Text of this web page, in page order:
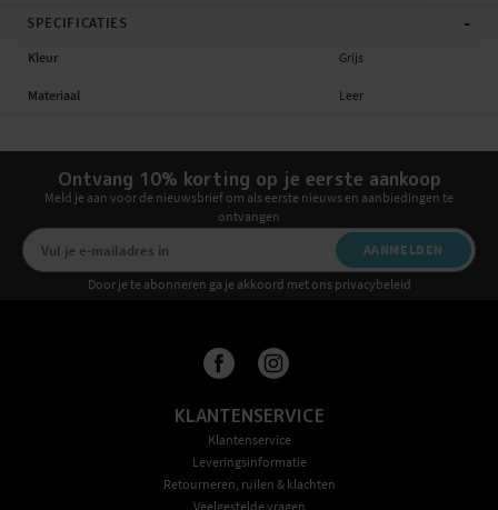
SPECIFICATIES -
Kleur Grijs
Materiaal Leer
Ontvang 10% korting op je eerste aankoop
Meld je aan voor de nieuwsbrief om als eerste nieuws en aanbiedingen te
ontvangen
AANMELDEN
Door je te abonneren ga je akkoord met ons privacybeleid
KLANTENSERVICE
Klantenservice
Leveringsinformatie
Retourneren, ruilen & klachten
Veelgestelde vragen